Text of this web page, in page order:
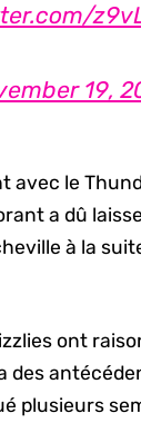
19,
le
a dû
à la
ont
des
plusieurs